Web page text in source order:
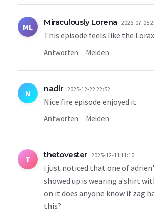
ML Miraculously Lorena 2026-07-05
This episode feels like the
Antworten Melden
N nadir 2025-12-22 22:52
Nice fire episode enjoyed it
Antworten Melden
T thetovester 2025-12-11 11:10
i just noticed that one of
showed up is wearing a shirt
on it does anyone know if zag
this?